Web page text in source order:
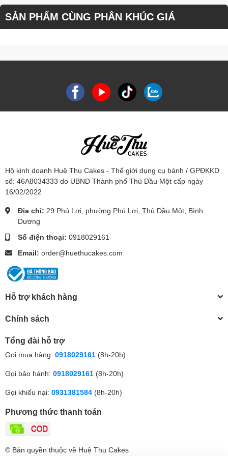
SẢN PHẨM CÙNG PHÂN KHÚC GIÁ
Hộ kinh doanh Huệ Thu Cakes - Thế giới dụng cụ bánh / GPĐKKD
số: 46A8034333 do UBND Thành phố Thủ Dầu Một cấp ngày
16/02/2022
Địa chỉ: 29 Phú Lợi, phường Phú Lợi, Thủ Dầu Một, Bình
Dương
Số điện thoại: 0918029161
Email: order@huethucakes.com
Hỗ trợ khách hàng
Chính sách
Tổng đài hỗ trợ
Gọi mua hàng: 0918029161 (8h-20h)
Gọi bảo hành: 0918029161 (8h-20h)
Gọi khiếu nại: 0931381584 (8h-20h)
Phương thức thanh toán
© Bản quyền thuộc về Huệ Thu Cakes